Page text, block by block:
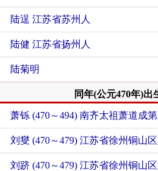
陆逞 江苏省苏州人
陆健 江苏省扬州人
陆菊明
同年(公元470年)出
萧铄 (470～494) 南齐太祖萧道成
刘燮 (470～479) 江苏省徐州铜山区
刘跻 (470～479) 江苏省徐州铜山区